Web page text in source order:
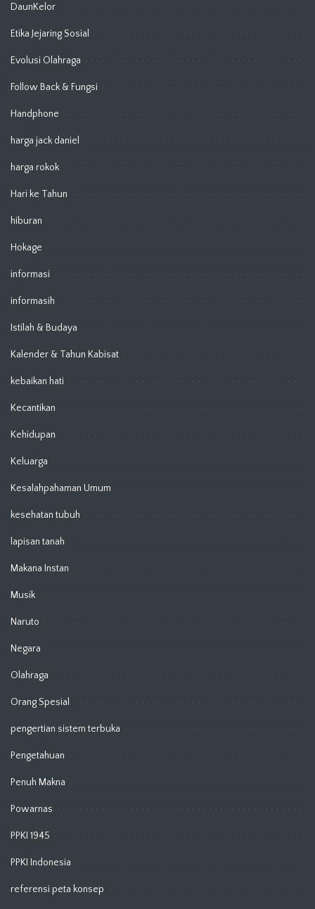
DaunKelor
Etika Jejaring Sosial
Evolusi Olahraga
Follow Back & Fungsi
Handphone
harga jack daniel
harga rokok
Hari ke Tahun
hiburan
Hokage
informasi
informasih
Istilah & Budaya
Kalender & Tahun Kabisat
kebaikan hati
Kecantikan
Kehidupan
Keluarga
Kesalahpahaman Umum
kesehatan tubuh
lapisan tanah
Makana Instan
Musik
Naruto
Negara
Olahraga
Orang Spesial
pengertian sistem terbuka
Pengetahuan
Penuh Makna
Powarnas
PPKI 1945
PPKI Indonesia
referensi peta konsep